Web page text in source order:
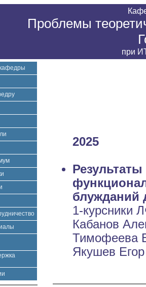
Проблемы
при
2025
блужданий
1-курсники
Кабанов
Тимофеева
Якушев